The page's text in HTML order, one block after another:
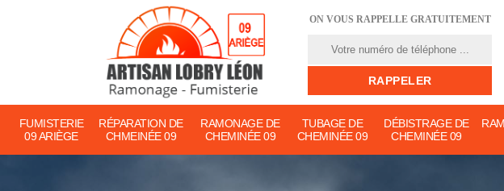
ON VOUS RAPPELLE GRATUITEMENT
FUMISTERIE
09 ARIÈGE
RÉPARATION DE
CHMEINÉE 09
RAMONAGE DE
CHEMINÉE 09
TUBAGE DE
CHEMINÉE 09
DÉBISTRAGE DE
CHEMINÉE 09